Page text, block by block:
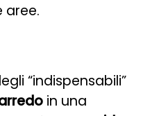
aree.
“indispensabili”
in una